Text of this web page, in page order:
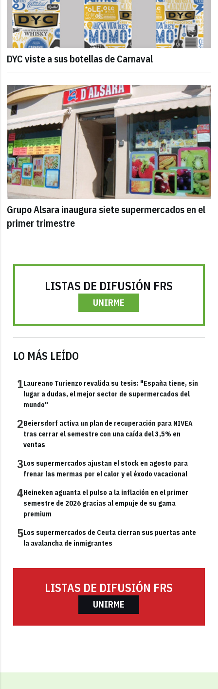
DYC viste a sus botellas de Carnaval
Grupo Alsara inaugura siete supermercados en el
primer trimestre
LISTAS DE DIFUSIÓN FRS
UNIRME
LO MÁS LEÍDO
1Laureano Turienzo revalida su tesis: "España tiene, sin
lugar a dudas, el mejor sector de supermercados del
mundo"
2Beiersdorf activa un plan de recuperación para NIVEA
tras cerrar el semestre con una caída del 3,5% en
ventas
3Los supermercados ajustan el stock en agosto para
frenar las mermas por el calor y el éxodo vacacional
4Heineken aguanta el pulso a la inflación en el primer
semestre de 2026 gracias al empuje de su gama
premium
5Los supermercados de Ceuta cierran sus puertas ante
la avalancha de inmigrantes
LISTAS DE DIFUSIÓN FRS
UNIRME